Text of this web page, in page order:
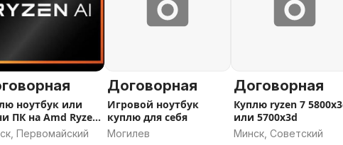
ноутбук или
ПК на Amd Ryzen
Первомайский
Договорная
Игровой ноутбук
куплю для себя
Могилев
Договорная
Куплю ryzen 7
или 5700x3d
Минск, Советский